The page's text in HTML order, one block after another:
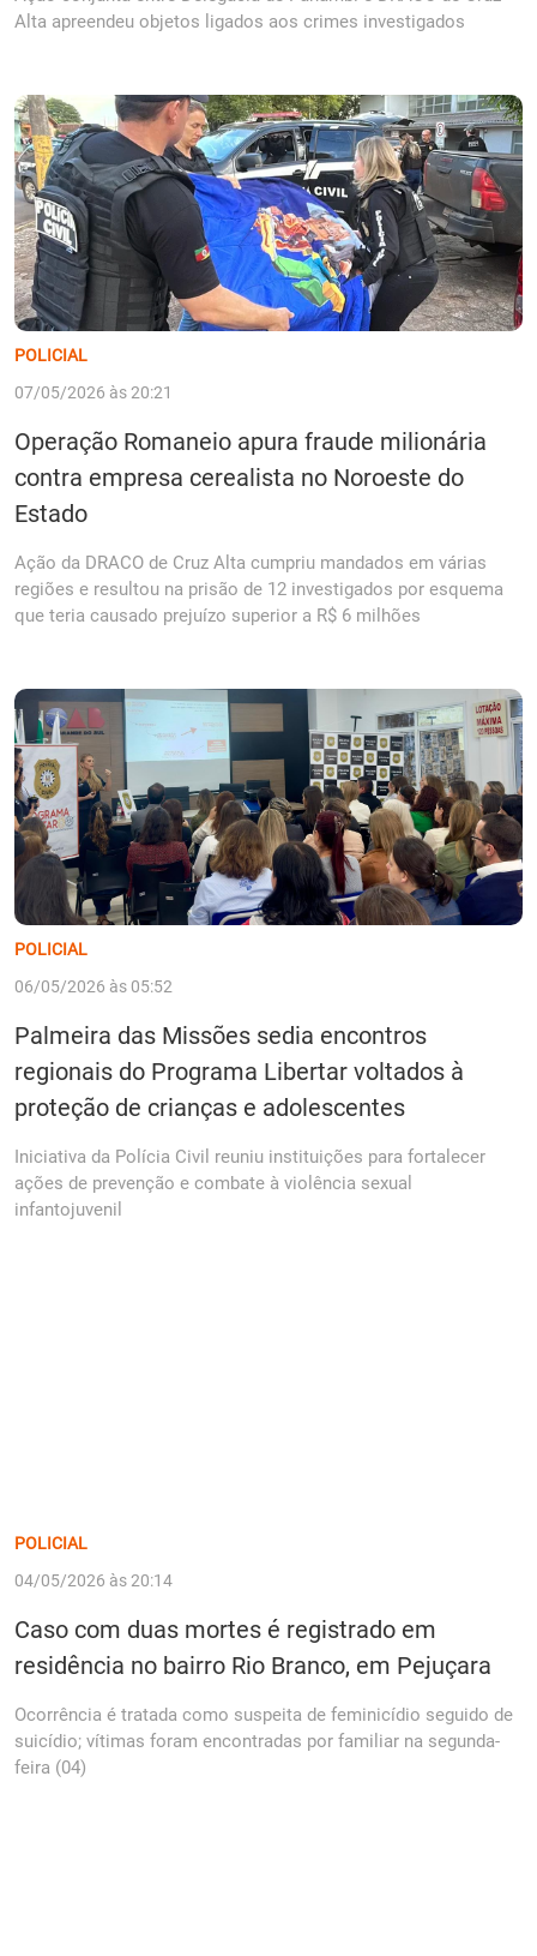
Alta apreendeu objetos ligados aos crimes investigados
POLICIAL
07/05/2026 às 20:21
Operação Romaneio apura fraude milionária
contra empresa cerealista no Noroeste do
Estado
Ação da DRACO de Cruz Alta cumpriu mandados em várias
regiões e resultou na prisão de 12 investigados por esquema
que teria causado prejuízo superior a R$ 6 milhões
POLICIAL
06/05/2026 às 05:52
Palmeira das Missões sedia encontros
regionais do Programa Libertar voltados à
proteção de crianças e adolescentes
Iniciativa da Polícia Civil reuniu instituições para fortalecer
ações de prevenção e combate à violência sexual
infantojuvenil
POLICIAL
04/05/2026 às 20:14
Caso com duas mortes é registrado em
residência no bairro Rio Branco, em Pejuçara
Ocorrência é tratada como suspeita de feminicídio seguido de
suicídio; vítimas foram encontradas por familiar na segunda-
feira (04)